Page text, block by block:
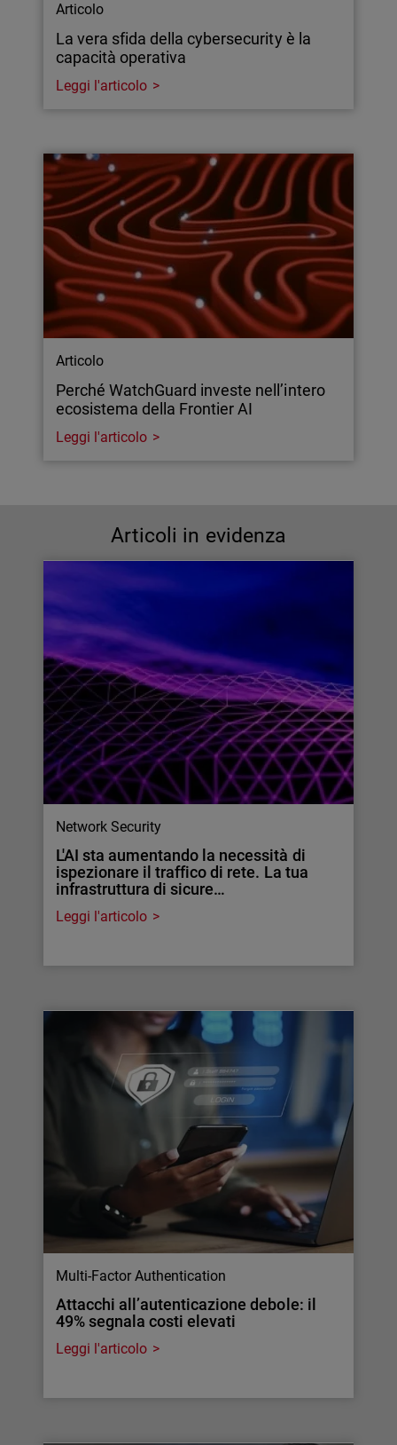
Articolo
La vera sfida della cybersecurity è la
capacità operativa
Leggi l'articolo
Articolo
Perché WatchGuard investe nell’intero
ecosistema della Frontier AI
Leggi l'articolo
Articoli in evidenza
Network Security
L'AI sta aumentando la necessità di
ispezionare il traffico di rete. La tua
infrastruttura di sicure…
Leggi l'articolo
Multi-Factor Authentication
Attacchi all’autenticazione debole: il
49% segnala costi elevati
Leggi l'articolo